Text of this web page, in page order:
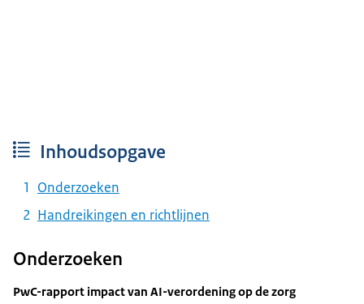
Inhoudsopgave
Onderzoeken
Handreikingen en richtlijnen
Onderzoeken
PwC-rapport impact van AI-verordening op de zorg